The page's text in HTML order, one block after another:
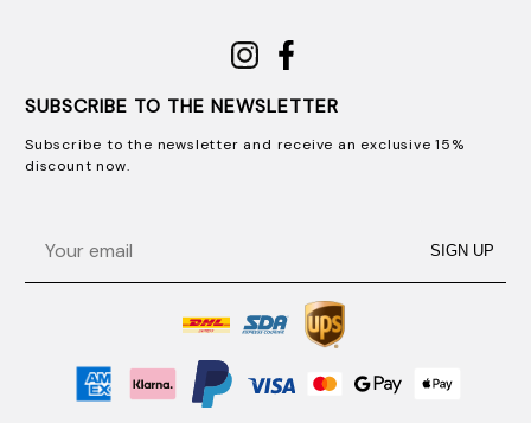
SUBSCRIBE TO THE NEWSLETTER
Subscribe to the newsletter and receive an exclusive 15%
discount now.
SIGN UP